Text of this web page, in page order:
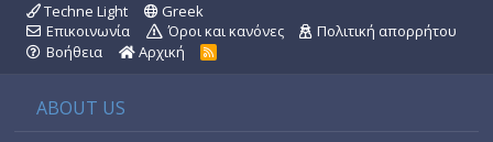
Techne Light
Greek
Επικοινωνία
Όροι και κανόνες
Πολιτική απορρήτου
Βοήθεια
Αρχική
R
ABOUT US